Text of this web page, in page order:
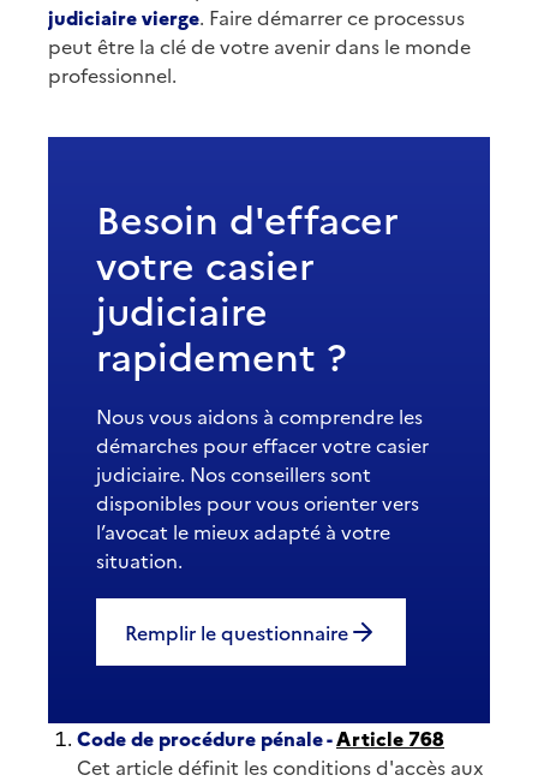
judiciaire vierge. Faire démarrer ce processus
peut être la clé de votre avenir dans le monde
professionnel.
Besoin d'effacer
votre casier
judiciaire
rapidement ?
Nous vous aidons à comprendre les
démarches pour effacer votre casier
judiciaire. Nos conseillers sont
disponibles pour vous orienter vers
l’avocat le mieux adapté à votre
situation.
Remplir le questionnaire
Code de procédure pénale -Article 768
Cet article définit les conditions d'accès aux